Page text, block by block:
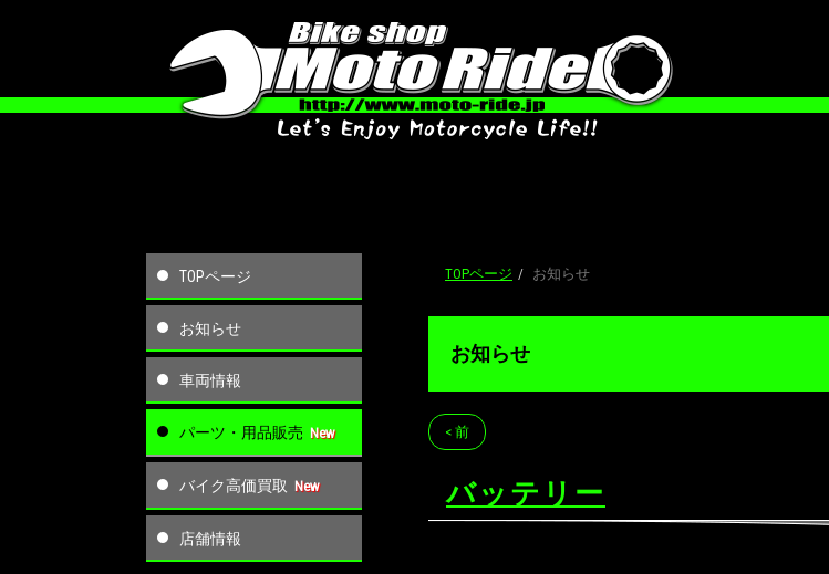
TOPページ
お知らせ
車両情報
パーツ・用品販売
バイク高価買取
店舗情報
TOPページ お知らせ
お知らせ
< 前
バッテリー